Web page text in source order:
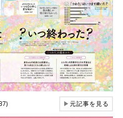
▶元記事を見る